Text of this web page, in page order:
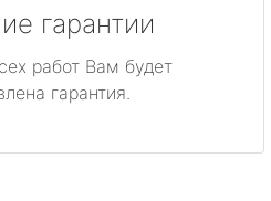
гарантии
работ Вам будет
гарантия.